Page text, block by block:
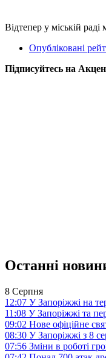
Відтепер у міській
Опубліковані
Підписуйтесь на
Останні
8 Серпня
12:07 У Запоріжжі на
11:08 У Запоріжжі та
09:02 Нове офіційне
08:30 У Запоріжжі з 8
07:56 Зміни в роботі